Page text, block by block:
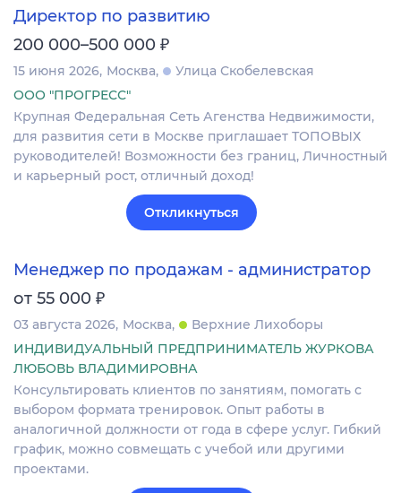
Директор по развитию
200 000–500 000 ₽
15 июня 2026 Москва
Улица Скобелевская
ООО "ПРОГРЕСС"
Крупная Федеральная Сеть Агенства Недвижимости,
для развития сети в Москве приглашает ТОПОВЫХ
руководителей! Возможности без границ, Личностный
и карьерный рост, отличный доход!
Откликнуться
Менеджер по продажам - администратор
от 55 000 ₽
03 августа 2026 Москва
Верхние Лихоборы
ИНДИВИДУАЛЬНЫЙ ПРЕДПРИНИМАТЕЛЬ ЖУРКОВА
ЛЮБОВЬ ВЛАДИМИРОВНА
Консультировать клиентов по занятиям, помогать с
выбором формата тренировок. Опыт работы в
аналогичной должности от года в сфере услуг. Гибкий
график, можно совмещать с учебой или другими
проектами.